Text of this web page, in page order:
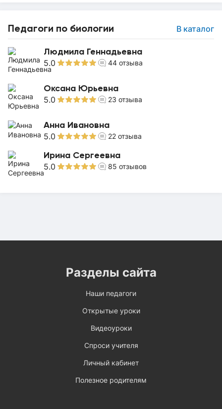
Педагоги по биологии В каталог
Людмила Геннадьевна
5.0 44 отзыва
Оксана Юрьевна
5.0 23 отзыва
Анна Ивановна
5.0 22 отзыва
Ирина Сергеевна
5.0 85 отзывов
Разделы сайта
Наши педагоги
Открытые уроки
Видеоуроки
Спроси учителя
Личный кабинет
Полезное родителям